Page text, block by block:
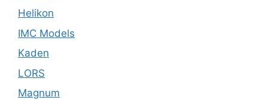
Helikon
IMC Models
Kaden
LORS
Magnum